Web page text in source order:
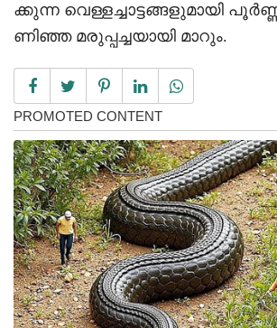
ക്കുന്ന വെള്ളച്ചാട്ടങ്ങളുമായി
ണിഞ്ഞ മരുപ്പച്ചയായി മാറും.